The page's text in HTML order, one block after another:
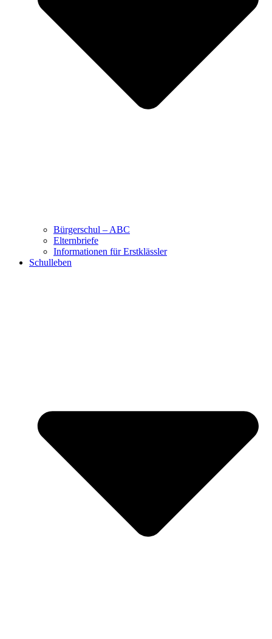
Bürgerschul – ABC
Elternbriefe
Informationen für Erstklässler
Schulleben